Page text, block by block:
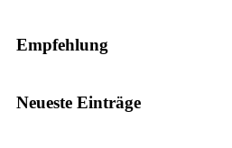
Empfehlung
Neueste Einträge